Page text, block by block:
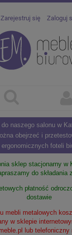
Zarejestruj się Zaloguj
naszego salonu w
obejrzeć i
ergonomicznych foteli
sklep stacjonarny w
do składania
płatność
dostawie
mebli metalowych
w sklepie
lub telefoniczny